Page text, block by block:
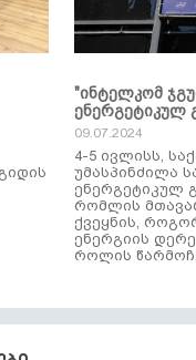
"ინტელკომ
ენერგეტიკულ
09.07.2024
4-5 ივლისს,
უმასპინძილა
ენერგეტიკულ
რომლის
ქვეყნის,
ენერგიის
როლის